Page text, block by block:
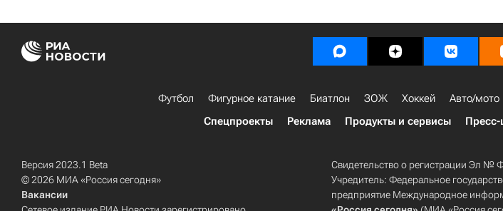
Футбол Фигурное катание Биатлон ЗОЖ Хоккей Авто/мото
Спецпроекты
Реклама Продукты и сервисы Пресс-
Версия 2023.1 Beta
© 2026 МИА «Россия сегодня»
Вакансии
Свидетельство о регистрации Эл №
Учредитель: Федеральное
предприятие Международное